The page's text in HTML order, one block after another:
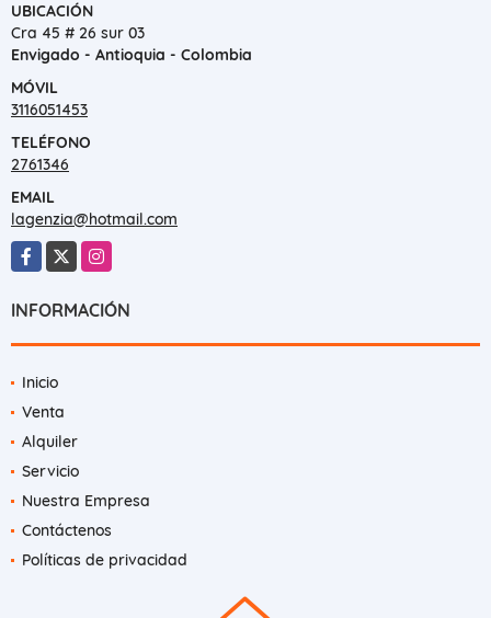
UBICACIÓN
Cra 45 # 26 sur 03
Envigado - Antioquia - Colombia
MÓVIL
3116051453
TELÉFONO
2761346
EMAIL
lagenzia@hotmail.com
Facebook
X Instagram
INFORMACIÓN
Inicio
Venta
Alquiler
Servicio
Nuestra Empresa
Contáctenos
Políticas de privacidad